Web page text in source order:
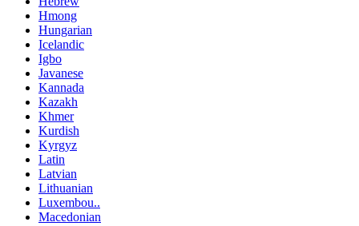
Hmong
Hungarian
Icelandic
Igbo
Javanese
Kannada
Kazakh
Khmer
Kurdish
Kyrgyz
Latin
Latvian
Lithuanian
Luxembou..
Macedonian